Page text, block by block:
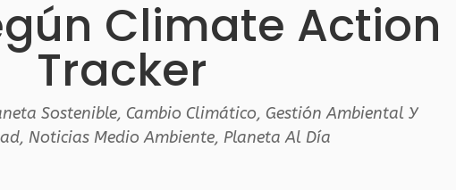
Climate Action
Tracker
Sostenible, Cambio Climático, Gestión Ambiental Y
,Noticias Medio Ambiente,Planeta Al Día